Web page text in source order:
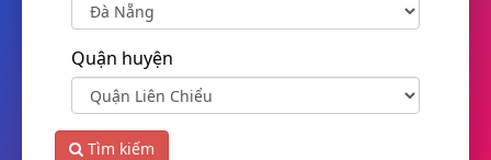
Quận huyện
Tìm kiếm